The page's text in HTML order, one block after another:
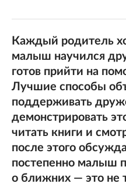
Каждый родитель
малыш научился
готов прийти на
Лучшие способы
поддерживать
демонстрировать
читать книги и
после этого
постепенно малыш
о ближних — это не